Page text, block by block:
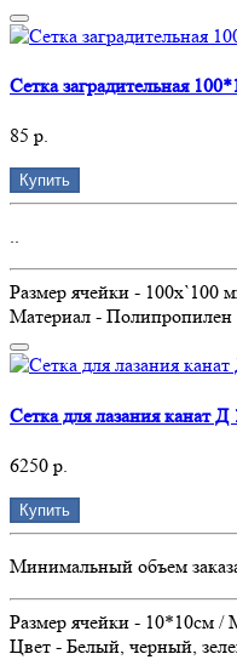
Сетка заградительная
85 р.
Купить
..
Размер ячейки -
Материал - Полипропилен
Сетка для лазания канат
6250 р.
Купить
Минимальный объем
Размер ячейки - 10*10см
Цвет - Белый, черный,